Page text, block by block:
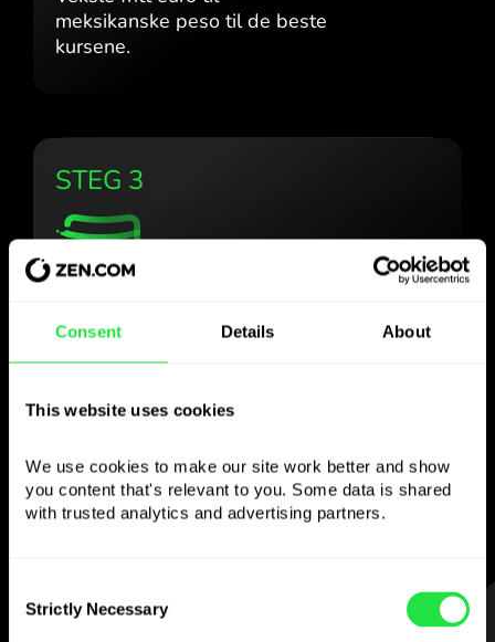
Consent Details About
This website uses cookies
We use cookies to make our site work better and show
you content that's relevant to you. Some data is shared
with trusted analytics and advertising partners.
Selection
Strictly Necessary
meksikanske peso til de beste
kursene.
STEG 3
Bruk den valgte
valutaen
som du vil
Send penger utenlands,
ta ut fra minibanker uten
provisjon, betal med flervalutakortet
STEG 1